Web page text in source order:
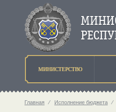
МИНИСТЕРСТВО
Главная ⁄ Исполнение бюджета ⁄